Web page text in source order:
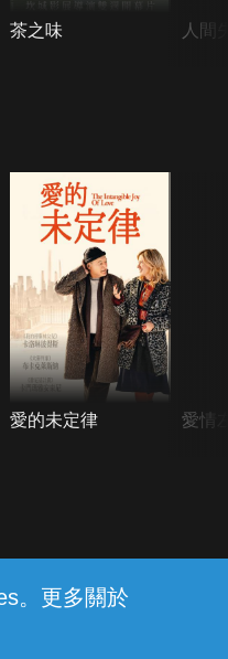
。更多關於
茶之味 人間
愛的未定律 愛情